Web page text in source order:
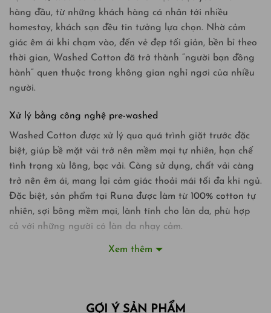
hàng đầu, từ những khách hàng cá nhân tới nhiều
homestay, khách sạn đều tin tưởng lựa chọn. Nhờ cảm
giác êm ái khi chạm vào, đến vẻ đẹp tối giản, bền bỉ theo
thời gian, Washed Cotton đã trở thành “người bạn đồng
hành” quen thuộc trong không gian nghỉ ngơi của nhiều
người.
Xử lý bằng công nghệ pre-washed
Washed Cotton được xử lý qua quá trình giặt trước đặc
biệt, giúp bề mặt vải trở nên mềm mại tự nhiên, hạn chế
tình trạng xù lông, bạc vải. Càng sử dụng, chất vải càng
trở nên êm ái, mang lại cảm giác thoải mái tối đa khi ngủ.
Đặc biệt, sản phẩm tại Runa được làm từ 100% cotton tự
nhiên, sợi bông mềm mại, lành tính cho làn da, phù hợp
cả với những người có làn da nhạy cảm.
Sở hữu độ thoáng khí vượt trội
thoải mái suốt đêm. Điều này đặc biệt phù hợp với khí
Xem thêm
GỢI Ý SẢN PHẨM